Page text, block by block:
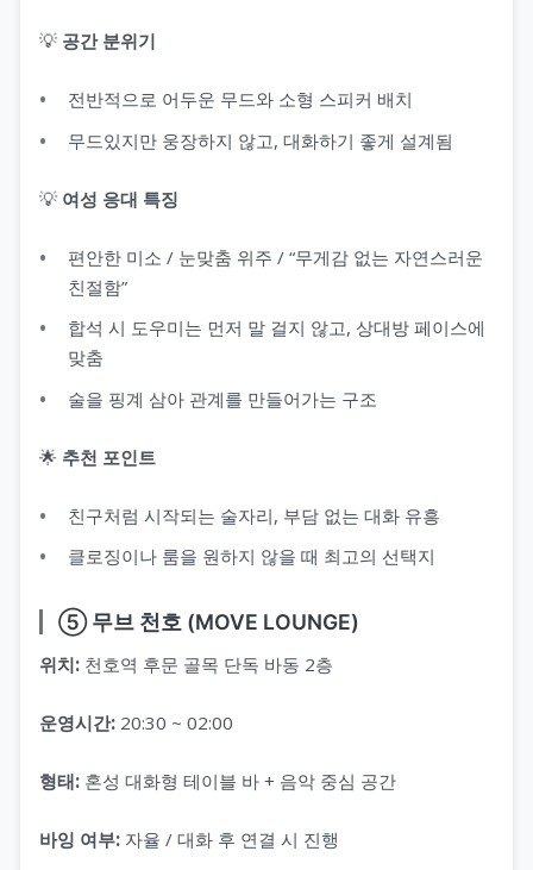
💡 공간 분위기
전반적으로 어두운 무드와 소형 스피커 배치
무드있지만 웅장하지 않고, 대화하기 좋게 설계됨
💡 여성 응대 특징
편안한 미소 / 눈맞춤 위주 / “무게감 없는 자연스러운
친절함”
합석 시 도우미는 먼저 말 걸지 않고, 상대방 페이스에
맞춤
술을 핑계 삼아 관계를 만들어가는 구조
🌟 추천 포인트
친구처럼 시작되는 술자리, 부담 없는 대화 유흥
클로징이나 룸을 원하지 않을 때 최고의 선택지
⑤ 무브 천호 (MOVE LOUNGE)
위치: 천호역 후문 골목 단독 바동 2층
운영시간: 20:30 ~ 02:00
형태: 혼성 대화형 테이블 바 + 음악 중심 공간
바잉 여부: 자율 / 대화 후 연결 시 진행